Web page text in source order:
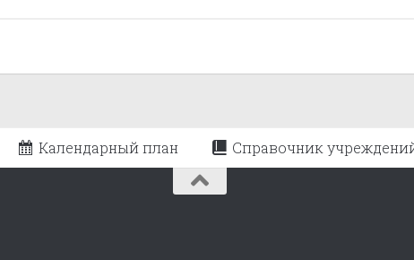
Календарный план Справочник